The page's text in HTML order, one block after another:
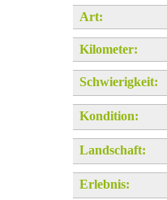
Art:
Kilometer:
Schwierigkeit:
Kondition:
Landschaft:
Erlebnis: